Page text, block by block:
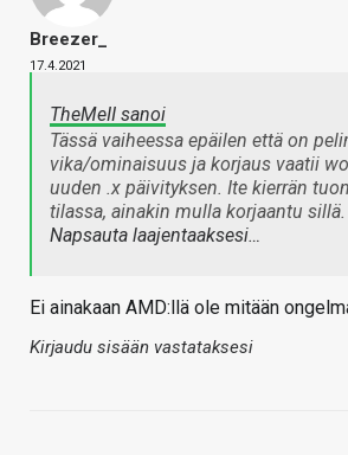
Breezer_
17.4.2021
TheMeII sanoi
Tässä vaiheessa epäilen että on
vika/ominaisuus ja korjaus vaatii
uuden .x päivityksen. Ite kierrän
tilassa, ainakin mulla korjaantu sillä.
Napsauta laajentaaksesi…
Ei ainakaan AMD:llä ole mitään
Kirjaudu sisään vastataksesi